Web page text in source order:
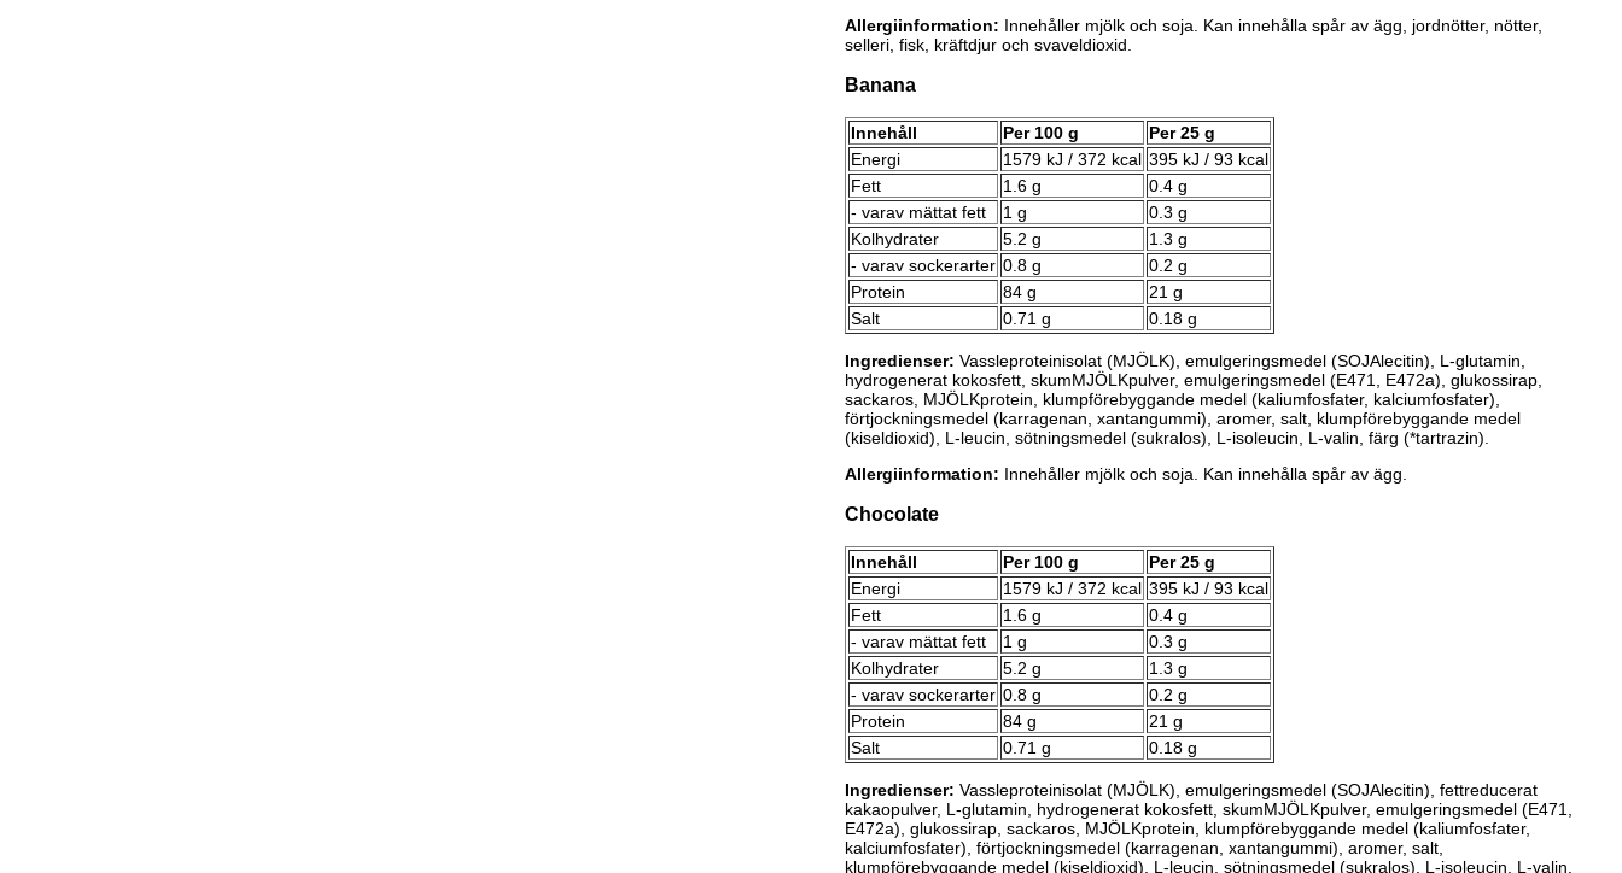
Allergiinformation: Innehåller mjölk och soja. Kan innehålla spår av ägg, jordnötter, nötter,
selleri, fisk, kräftdjur och svaveldioxid.
Banana
Innehåll Per 100 g
Per 25 g
Energi
1579 kJ / 372 kcal 395 kJ / 93 kcal
Fett
1.6 g
0.4 g
- varav mättat fett
1 g
0.3 g
Kolhydrater
5.2 g
1.3 g
- varav sockerarter 0.8 g
0.2 g
Protein
84 g
21 g
Salt
0.71 g 0.18 g
Ingredienser: Vassleproteinisolat (MJÖLK), emulgeringsmedel (SOJAlecitin), L-glutamin,
hydrogenerat kokosfett, skumMJÖLKpulver, emulgeringsmedel (E471, E472a), glukossirap,
sackaros, MJÖLKprotein, klumpförebyggande medel (kaliumfosfater, kalciumfosfater),
förtjockningsmedel (karragenan, xantangummi), aromer, salt, klumpförebyggande medel
(kiseldioxid), L-leucin, sötningsmedel (sukralos), L-isoleucin, L-valin, färg (*tartrazin).
Allergiinformation: Innehåller mjölk och soja. Kan innehålla spår av ägg.
Chocolate
Innehåll Per 100 g
Per 25 g
Energi
1579 kJ / 372 kcal 395 kJ / 93 kcal
Fett
1.6 g
0.4 g
- varav mättat fett
1 g
0.3 g
Kolhydrater
5.2 g
1.3 g
- varav sockerarter 0.8 g
0.2 g
Protein
84 g
21 g
Salt
0.71 g 0.18 g
Ingredienser: Vassleproteinisolat (MJÖLK), emulgeringsmedel (SOJAlecitin), fettreducerat
kakaopulver, L-glutamin, hydrogenerat kokosfett, skumMJÖLKpulver, emulgeringsmedel (E471,
E472a), glukossirap, sackaros, MJÖLKprotein, klumpförebyggande medel (kaliumfosfater,
kalciumfosfater), förtjockningsmedel (karragenan, xantangummi), aromer, salt,
klumpförebyggande medel (kiseldioxid), L-leucin, sötningsmedel (sukralos), L-isoleucin, L-valin.